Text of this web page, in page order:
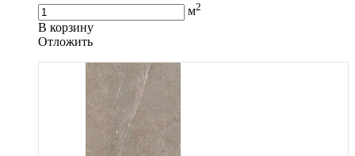
м2
В корзину
Oтложить